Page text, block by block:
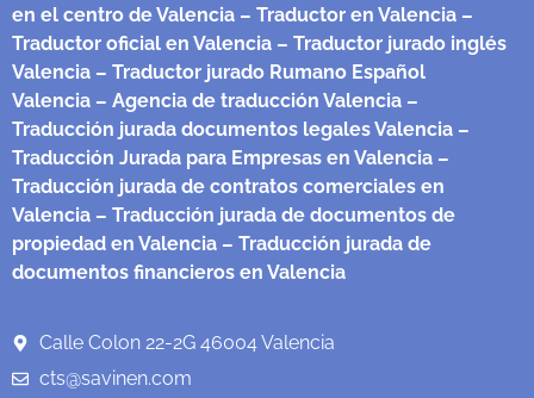
en el centro de Valencia – Traductor en Valencia –
Traductor oficial en Valencia – Traductor jurado inglés
Valencia – Traductor jurado Rumano Español
Valencia – Agencia de traducción Valencia –
Traducción jurada documentos legales Valencia –
Traducción Jurada para Empresas en Valencia –
Traducción jurada de contratos comerciales en
Valencia – Traducción jurada de documentos de
propiedad en Valencia – Traducción jurada de
documentos financieros en Valencia
Calle Colon 22-2G 46004 Valencia
cts@savinen.com